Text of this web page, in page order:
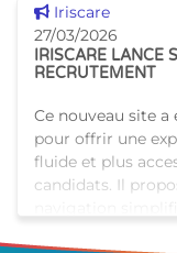
collaboration avec
pour objectif de
h�
Voir cette news
Iriscare
27/03/2026
IRISCARE LANCE
RECRUTEMENT
Ce nouveau site a
pour offrir une
fluide et plus
candidats. Il